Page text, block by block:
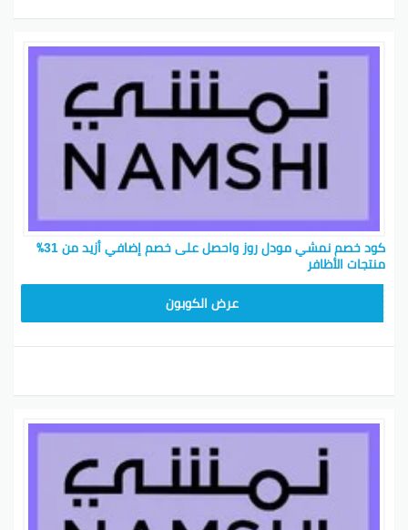
كود خصم نمشي مودل روز واحصل على خصم إضافي أزيد من 31٪
منتجات الأظافر
عرض الكوبون